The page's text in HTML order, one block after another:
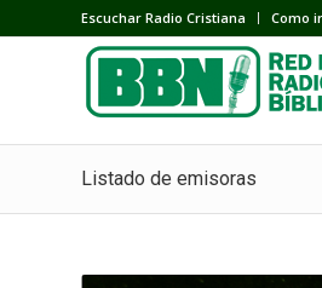
Escuchar Radio Cristiana Como
Listado de emisoras